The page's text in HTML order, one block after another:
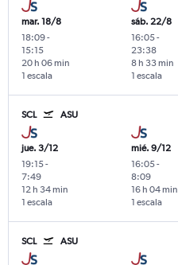
mar. 18/8
18:09-
15:15
1 escala
20 h 06 min
sáb. 22/8
16:05-
23:38
1 escala
8 h 33 min
SCL ASU
jue. 3/12
19:15-
7:49
1 escala
12 h 34 min
mié. 9/12
16:05-
8:09
1 escala
16 h 04 min
SCL ASU